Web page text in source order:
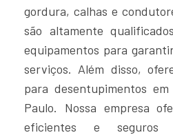
gordura, calhas e
são altamente
equipamentos para
serviços. Além disso,
para desentupimentos
Paulo. Nossa empresa
eficientes e seguros